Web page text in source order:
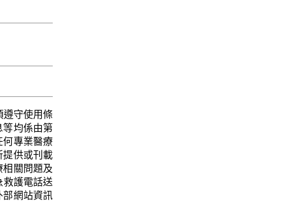
遵守使用條
均係由第
專業醫療
供或刊載
關問題及
護電話送
網站資訊